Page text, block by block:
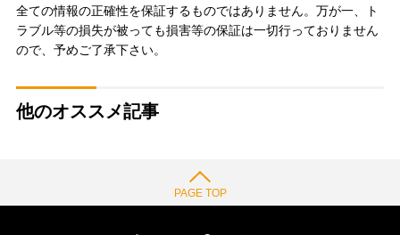
全ての情報の正確性を保証するものではありません。万が一、ト
ラブル等の損失が被っても損害等の保証は一切行っておりません
ので、予めご了承下さい。
他のオススメ記事
PAGE TOP